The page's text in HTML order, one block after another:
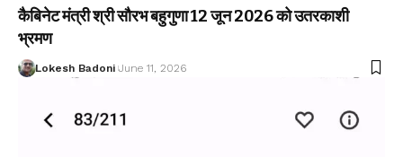
कैबिनेट मंत्री श्री सौरभ बहुगुणा 12 जून 2026 को उतरकाशी
भ्रमण
Lokesh Badoni June 11, 2026